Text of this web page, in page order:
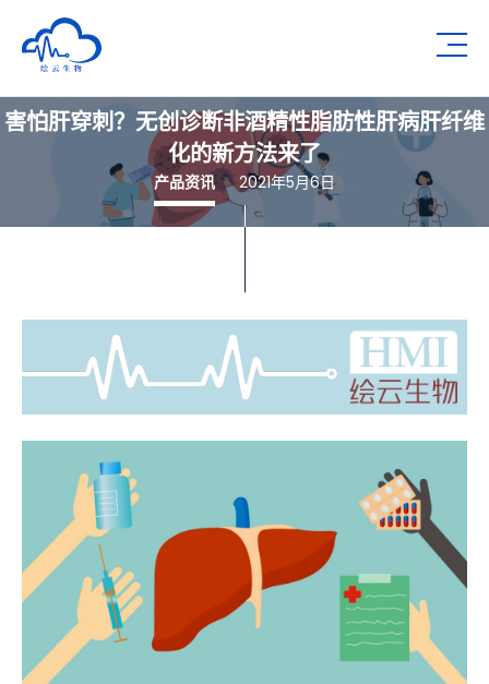
深圳市绘云生物科技有限公司
害怕肝穿刺？无创诊断非酒精性脂肪性肝病肝纤维
化的新方法来了
产品资讯 2021年5月6日